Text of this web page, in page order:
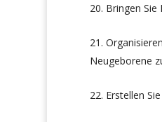
Bringen Sie
Neugeborene
Erstellen